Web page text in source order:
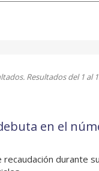
Resultados del 1 al
en el
durante